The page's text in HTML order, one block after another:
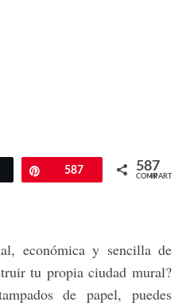
Pin587 587
COMPARTIR
económica y sencilla de
tu propia ciudad mural?
de papel, puedes